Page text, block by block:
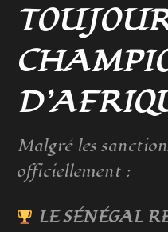
Malgré les
officiellement :
LE SÉNÉGAL